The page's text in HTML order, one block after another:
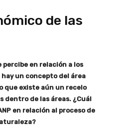
de las
percibe en relación a los
un concepto del área
que existe aún un recelo
de las áreas. ¿Cuál
en relación al proceso de